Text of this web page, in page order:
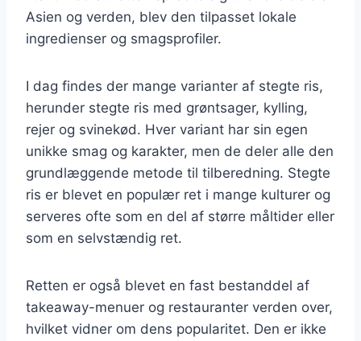
Asien og verden, blev den tilpasset lokale
ingredienser og smagsprofiler.
I dag findes der mange varianter af stegte ris,
herunder stegte ris med grøntsager, kylling,
rejer og svinekød. Hver variant har sin egen
unikke smag og karakter, men de deler alle den
grundlæggende metode til tilberedning. Stegte
ris er blevet en populær ret i mange kulturer og
serveres ofte som en del af større måltider eller
som en selvstændig ret.
Retten er også blevet en fast bestanddel af
takeaway-menuer og restauranter verden over,
hvilket vidner om dens popularitet. Den er ikke